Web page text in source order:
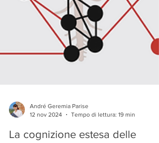
12 nov 2024
Tempo di lettura: 19 min